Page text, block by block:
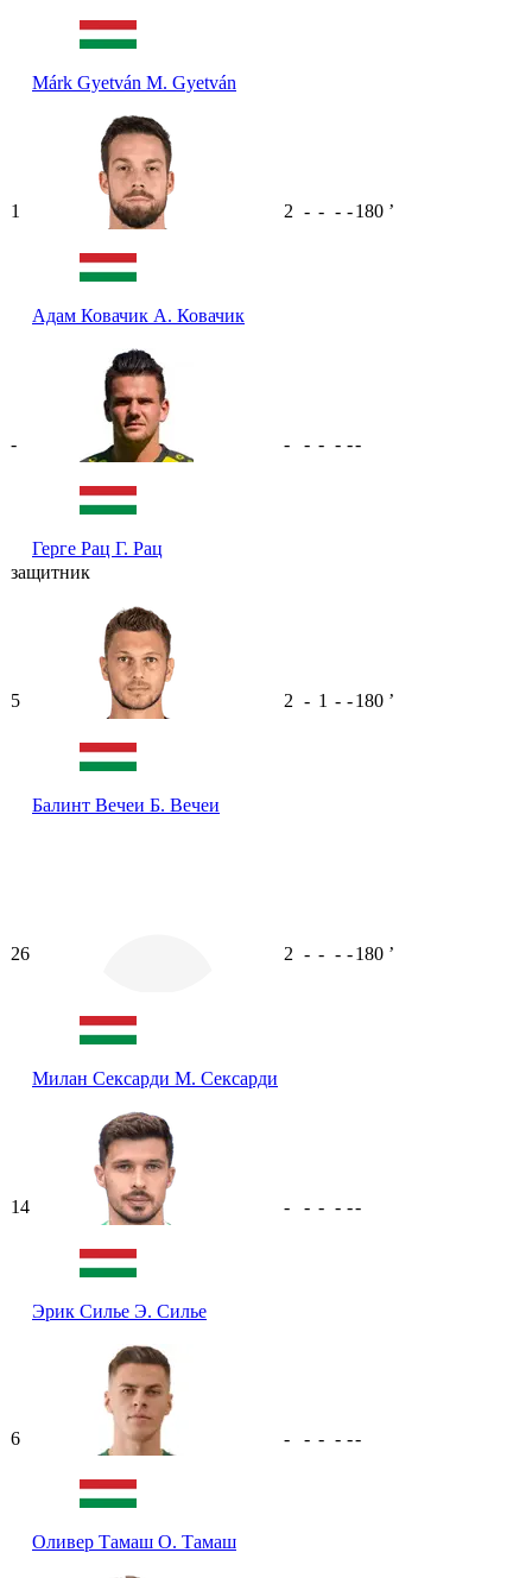
Márk Gyetván M. Gyetván
1
Адам Ковачик А. Ковачик
2 - - - -180 ʼ
-
Герге Рац Г. Рац
- - - - --
защитник
5
Балинт Вечеи Б. Вечеи
2 - 1 - -180 ʼ
26
Милан Сексарди М. Сексарди
2 - - - -180 ʼ
14
Эрик Силье Э. Силье
- - - - --
6
Оливер Тамаш О. Тамаш
- - - - --